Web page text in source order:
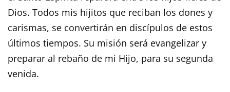
Dios. Todos mis hijitos que reciban los dones y
carismas, se convertirán en discípulos de estos
últimos tiempos. Su misión será evangelizar y
preparar al rebaño de mi Hijo, para su segunda
venida.